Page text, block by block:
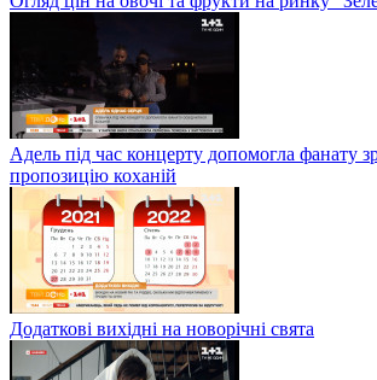
Адель під час концерту допомогла фанату
пропозицію коханій
Додаткові вихідні на новорічні свята